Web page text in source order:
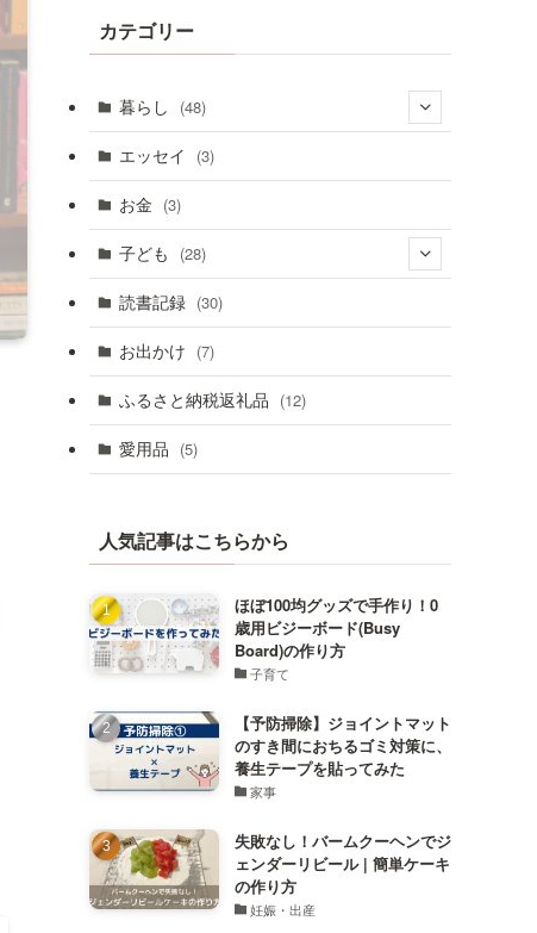
カテゴリー
暮らし (48)
(9)
(32)
(7)
エッセイ (3)
お金 (3)
子ども (28)
(10)
(18)
読書記録 (30)
お出かけ (7)
ふるさと納税返礼品 (12)
愛用品 (5)
人気記事はこちらから
ほぼ100均グッズで手作り！0
歳用ビジーボード(Busy
Board)の作り方
子育て
【予防掃除】ジョイントマット
のすき間におちるゴミ対策に、
養生テープを貼ってみた
家事
失敗なし！バームクーヘンでジ
ェンダーリビール | 簡単ケーキ
の作り方
妊娠・出産